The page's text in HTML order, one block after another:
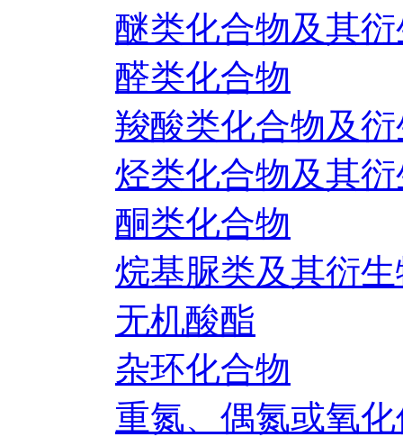
醚类化合物及其
醛类化合物
羧酸类化合物及
烃类化合物及其
酮类化合物
烷基脲类及其衍
无机酸酯
杂环化合物
重氮、偶氮或氧